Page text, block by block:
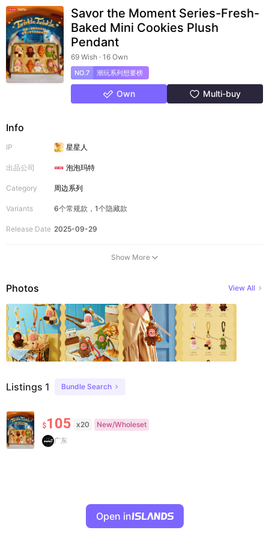
Savor the Moment Series-Fresh-
Baked Mini Cookies Plush
Pendant
69 Wish · 16 Own
NO.7 潮玩系列想要榜
Own Multi-buy
Info
IP 星星人
出品公司 泡泡玛特
Category 周边系列
Variants 6个常规款，1个隐藏款
Release Date 2025-09-29
Show More
Photos View All
Listings 1 Bundle Search
$105 x20 New/Wholeset
广东
Open in